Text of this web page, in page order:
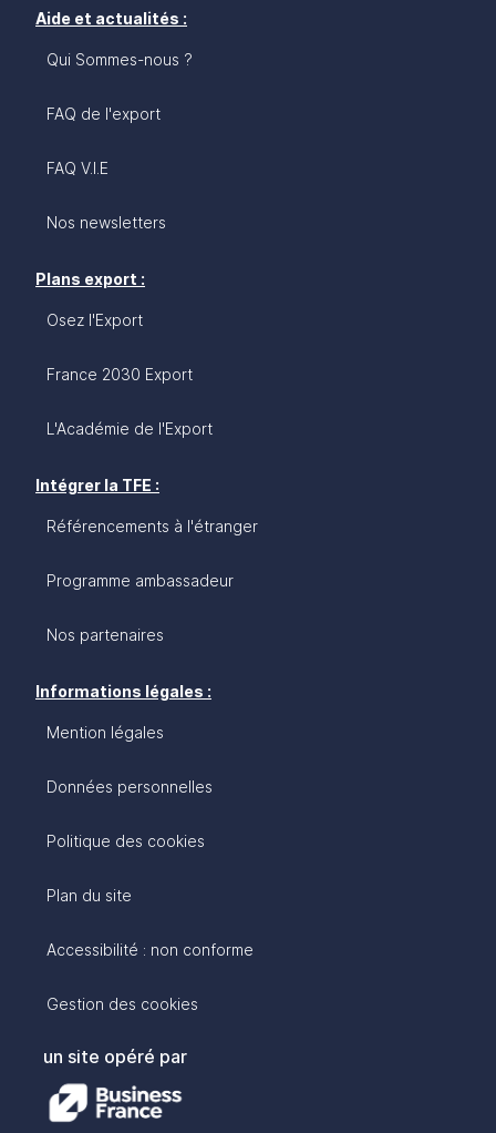
Aide et actualités :
Qui Sommes-nous ?
FAQ de l'export
FAQ V.I.E
Nos newsletters
Plans export :
Osez l'Export
France 2030 Export
L'Académie de l'Export
Intégrer la TFE :
Référencements à l'étranger
Programme ambassadeur
Nos partenaires
Informations légales :
Mention légales
Données personnelles
Politique des cookies
Plan du site
Accessibilité : non conforme
Gestion des cookies
un site opéré par